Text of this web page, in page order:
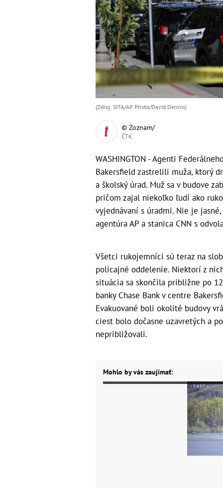
(Zdroj: SITA/AP Photo/David Dennis)
© Zoznam/
ČTK
WASHINGTON - Agenti
Bakersfield zastrelili muža, ktorý
a školský úrad. Muž sa v budove
pričom zajal niekoľko ľudí ako
vyjednávaní s úradmi. Nie je
agentúra AP a stanica CNN s
Všetci rukojemníci sú teraz na
policajné oddelenie. Niektorí z
situácia sa skončila približne po
banky Chase Bank v centre
Evakuované boli okolité budovy
ciest bolo dočasne uzavretých a
nepribližovali.
Mohlo by vás zaujímať: